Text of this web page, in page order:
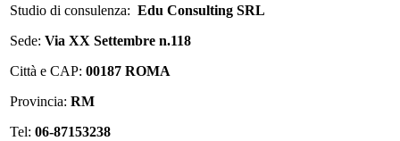
Studio di consulenza: Edu Consulting SRL
Sede: Via XX Settembre n.118
Città e CAP: 00187 ROMA
Provincia: RM
Tel: 06-87153238